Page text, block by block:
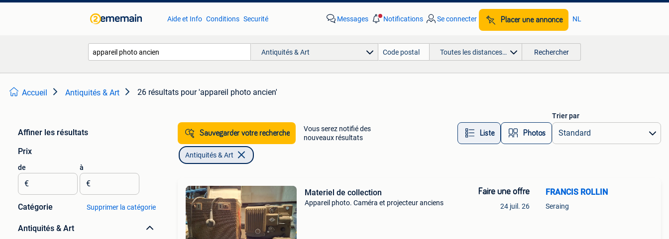
Aide et Info Conditions Securité Messages Notifications Se connecter Placer une annonce NL
Antiquités & Art Toutes les distances… Rechercher
Accueil Antiquités & Art 26 résultats pour 'appareil photo ancien'
Affiner les résultats
Prix
de
€
à
€
Catégorie Supprimer la catégorie
Antiquités & Art
Sauvegarder votre recherche
Vous serez notifié des
nouveaux résultats
Liste Photos
Trier par
Antiquités & Art
Materiel de collection
Appareil photo. Caméra et projecteur anciens
Faire une offre
24 juil. 26
FRANCIS ROLLIN
Seraing